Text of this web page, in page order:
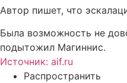
Автор пишет, что
Была возможность не
подытожил Магиннис.
Источник: aif.ru
Распространить